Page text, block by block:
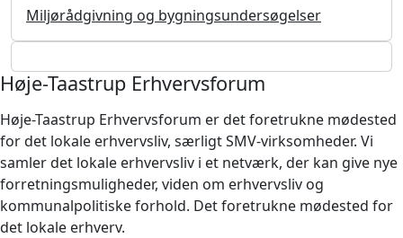
Miljørådgivning og bygningsundersøgelser
Høje-Taastrup Erhvervsforum
Høje-Taastrup Erhvervsforum er det foretrukne mødested
for det lokale erhvervsliv, særligt SMV-virksomheder. Vi
samler det lokale erhvervsliv i et netværk, der kan give nye
forretningsmuligheder, viden om erhvervsliv og
kommunalpolitiske forhold. Det foretrukne mødested for
det lokale erhverv.